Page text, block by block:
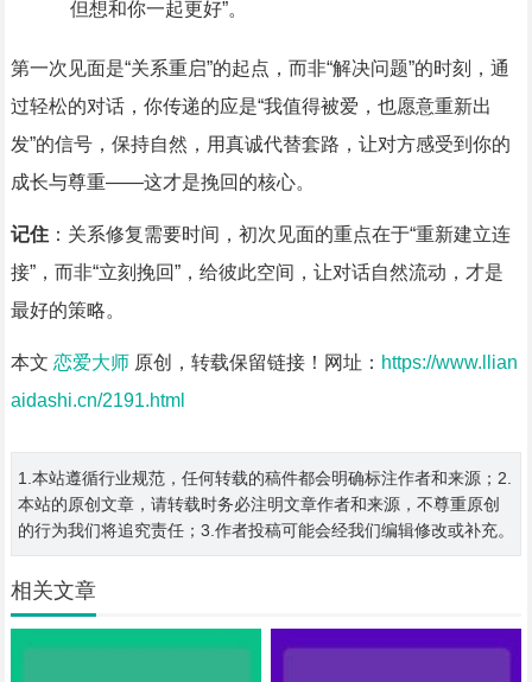
但想和你一起更好”。
第一次见面是“关系重启”的起点，而非“解决问题”的时刻，通
过轻松的对话，你传递的应是“我值得被爱，也愿意重新出
发”的信号，保持自然，用真诚代替套路，让对方感受到你的
成长与尊重——这才是挽回的核心。
记住：关系修复需要时间，初次见面的重点在于“重新建立连
接”，而非“立刻挽回”，给彼此空间，让对话自然流动，才是
最好的策略。
本文 恋爱大师原创，转载保留链接！网址： https://www.llian
aidashi.cn/2191.html
1.本站遵循行业规范，任何转载的稿件都会明确标注作者和来源；2.
本站的原创文章，请转载时务必注明文章作者和来源，不尊重原创
的行为我们将追究责任；3.作者投稿可能会经我们编辑修改或补充。
相关文章